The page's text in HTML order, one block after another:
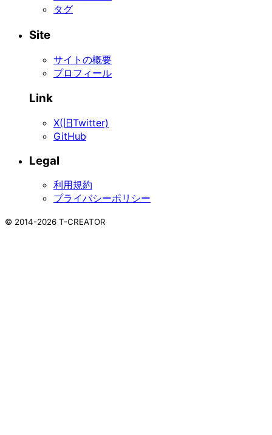
タグ
Site
サイトの概要
プロフィール
Link
X(旧Twitter)
GitHub
Legal
利用規約
プライバシーポリシー
© 2014-2026 T-CREATOR